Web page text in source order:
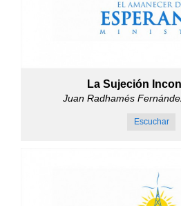
La Sujeción
Juan Radhamés
Escuchar